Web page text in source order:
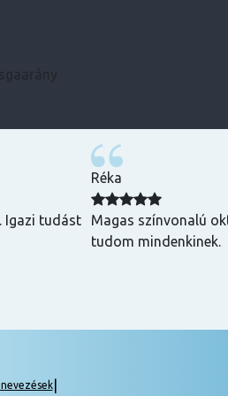
ajánlani
Kármen
Minden szükséges
csak ajánlani tudom!
|